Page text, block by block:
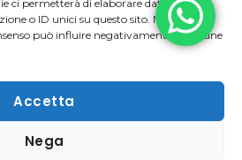
ci permetterà di elaborare dati come il
o ID unici su questo sito. Non
può influire negativamente su alcune
Accetta
Nega
S
k
y
p
Renato SRLReg. Imp / P.IVA e